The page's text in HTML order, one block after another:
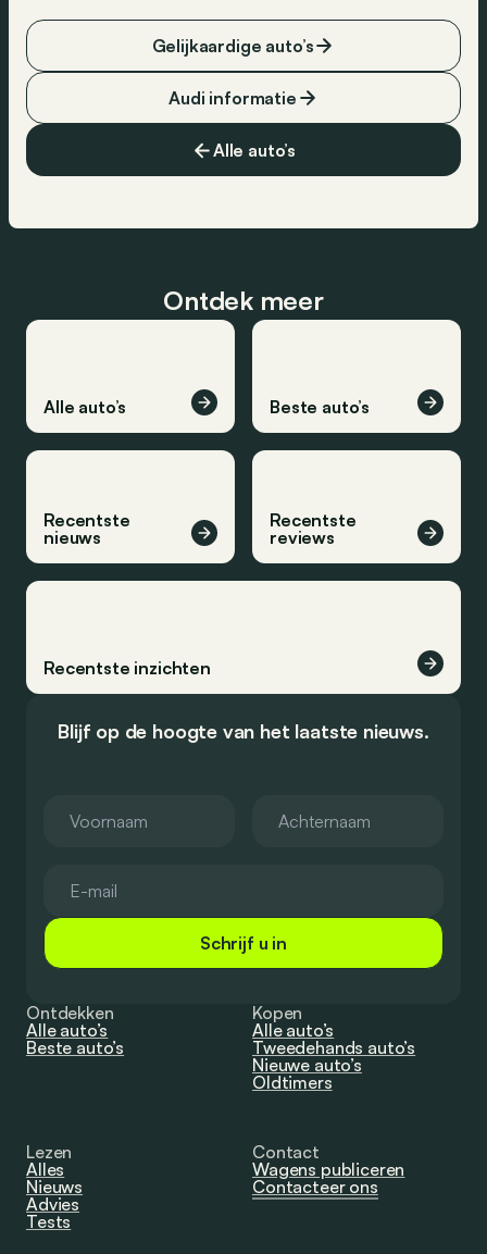
Alle auto’s
Audi informatie
Gelijkaardige auto’s
Ontdek meer
Alle auto’s Beste auto’s
Recentste
nieuws
Recentste
reviews
Recentste inzichten
Blijf op de hoogte van het laatste nieuws.
Schrijf u in
Ontdekken
Alle auto’s
Beste auto’s
Kopen
Alle auto’s
Tweedehands auto’s
Nieuwe auto’s
Oldtimers
Lezen
Alles
Nieuws
Advies
Tests
Contact
Wagens publiceren
Contacteer ons